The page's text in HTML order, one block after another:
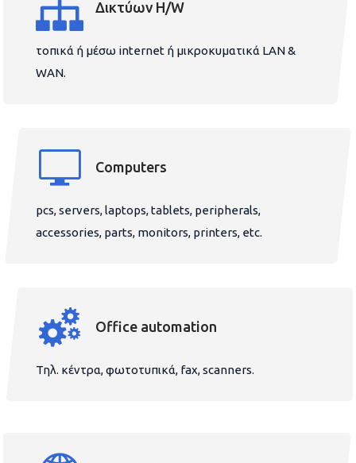
Δικτύων H/W
τοπικά ή μέσω internet ή μικροκυματικά LAN &
WAN.
Computers
pcs, servers, laptops, tablets, peripherals,
accessories, parts, monitors, printers, etc.
Office automation
Τηλ. κέντρα, φωτοτυπικά, fax, scanners.